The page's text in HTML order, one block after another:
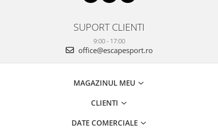
SUPORT CLIENTI
9:00 - 17:00
office@escapesport.ro
MAGAZINUL MEU
CLIENTI
DATE COMERCIALE